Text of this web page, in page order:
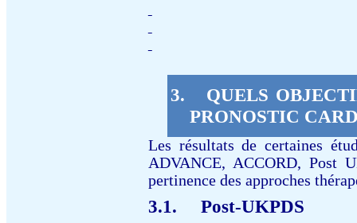
3.
QUELS
PRONOSTIC
Les résultats de certaines
ADVANCE, ACCORD, Post
pertinence des approches
3.1. Post-UKPDS